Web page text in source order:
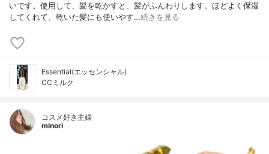
いです。使用して、髪を乾かすと、髪がふんわりします。ほどよく保湿
してくれて、乾いた髪にも使いやす…続きを見る
Essential(エッセンシャル)
CCミルク
コスメ好き主婦
minori